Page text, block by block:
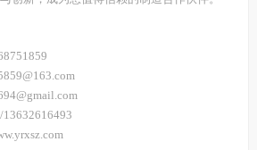
13632616493